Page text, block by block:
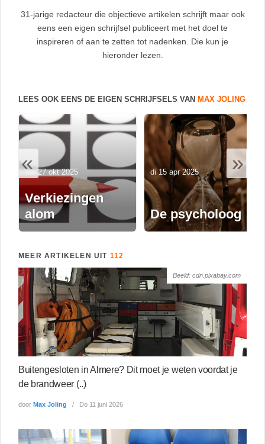
31-jarige redacteur die objectieve artikelen schrijft maar ook
eens een eigen schrijfsel publiceert met het doel te
inspireren of aan te zetten tot nadenken. Die kun je
hieronder lezen.
LEES OOK EENS DE EIGEN SCHRIJFSELS VAN MAX JOLING
«
Verkiezingen
alom
ma 27 okt 2025
De psycholoog
di 15 apr 2025 »
MEER ARTIKELEN UIT 112
Beeld: cdn.pixabay.com
Buitengesloten in Almere? Dit moet je weten voordat je
de brandweer (..)
door Max Joling Do 11 juni 2026